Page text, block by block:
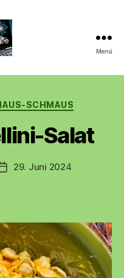
Menü
SCHMAUS
Salat
Beitragsdatum
29. Juni 2024